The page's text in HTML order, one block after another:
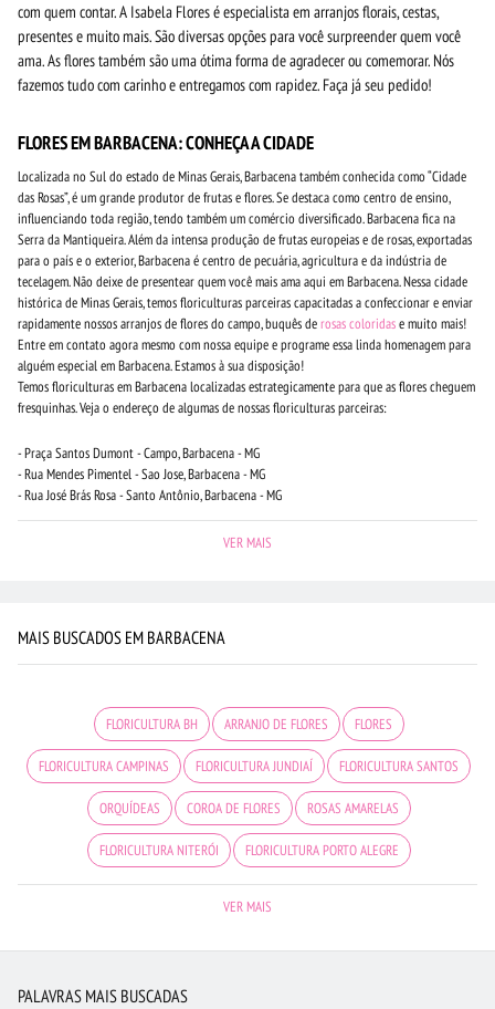
com quem contar. A Isabela Flores é especialista em arranjos florais, cestas,
presentes e muito mais. São diversas opções para você surpreender quem você
ama. As flores também são uma ótima forma de agradecer ou comemorar. Nós
fazemos tudo com carinho e entregamos com rapidez. Faça já seu pedido!
FLORES EM BARBACENA: CONHEÇA A CIDADE
Localizada no Sul do estado de Minas Gerais, Barbacena também conhecida como “Cidade
das Rosas”, é um grande produtor de frutas e flores. Se destaca como centro de ensino,
influenciando toda região, tendo também um comércio diversificado. Barbacena fica na
Serra da Mantiqueira. Além da intensa produção de frutas europeias e de rosas, exportadas
para o país e o exterior, Barbacena é centro de pecuária, agricultura e da indústria de
tecelagem. Não deixe de presentear quem você mais ama aqui em Barbacena. Nessa cidade
histórica de Minas Gerais, temos floriculturas parceiras capacitadas a confeccionar e enviar
rapidamente nossos arranjos de flores do campo, buquês derosas coloridase muito mais!
Entre em contato agora mesmo com nossa equipe e programe essa linda homenagem para
alguém especial em Barbacena. Estamos à sua disposição!
Temos floriculturas em Barbacena localizadas estrategicamente para que as flores cheguem
fresquinhas. Veja o endereço de algumas de nossas floriculturas parceiras:
- Praça Santos Dumont - Campo, Barbacena - MG
- Rua Mendes Pimentel - Sao Jose, Barbacena - MG
- Rua José Brás Rosa - Santo Antônio, Barbacena - MG
VER MAIS
MAIS BUSCADOS EM BARBACENA
FLORICULTURA BH ARRANJO DE FLORES FLORES
FLORICULTURA CAMPINAS FLORICULTURA JUNDIAÍ FLORICULTURA SANTOS
ORQUÍDEAS COROA DE FLORES ROSAS AMARELAS
FLORICULTURA NITERÓI FLORICULTURA PORTO ALEGRE
VER MAIS
PALAVRAS MAIS BUSCADAS